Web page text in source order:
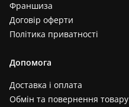
Франшиза
Договір оферти
Політика приватності
Допомога
Доставка і оплата
Обмін та повернення товару